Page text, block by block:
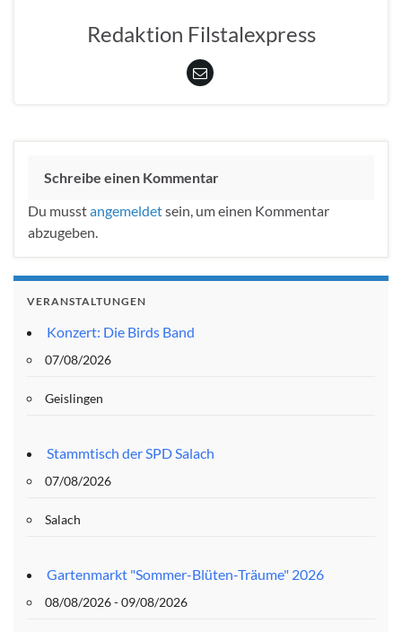
Redaktion Filstalexpress
Schreibe einen Kommentar
Du musstangemeldetsein, um einen Kommentar
abzugeben.
VERANSTALTUNGEN
Konzert: Die Birds Band
07/08/2026
Geislingen
Stammtisch der SPD Salach
07/08/2026
Salach
Gartenmarkt "Sommer-Blüten-Träume" 2026
08/08/2026 - 09/08/2026